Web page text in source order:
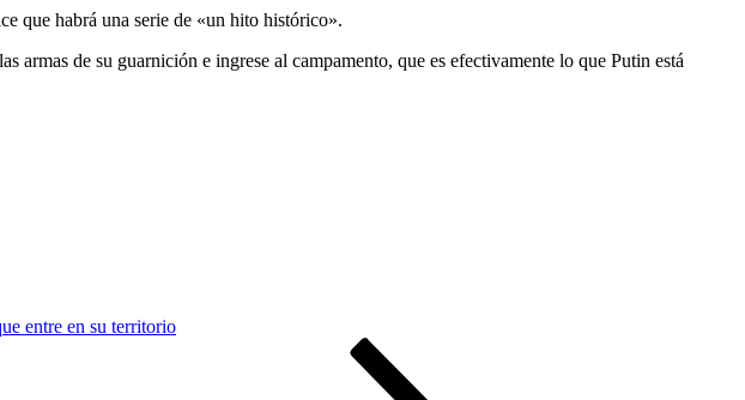
que habrá una serie de «un hito histórico».
armas de su guarnición e ingrese al campamento, que es efectivamente lo que Putin está
entre en su territorio